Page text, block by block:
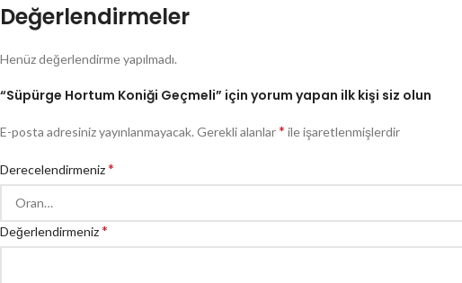
Değerlendirmeler
Henüz değerlendirme yapılmadı.
“Süpürge Hortum Koniği Geçmeli” için yorum yapan ilk kişi siz olun
E-posta adresiniz yayınlanmayacak. Gerekli alanlar* ile işaretlenmişlerdir
Derecelendirmeniz*
Değerlendirmeniz*